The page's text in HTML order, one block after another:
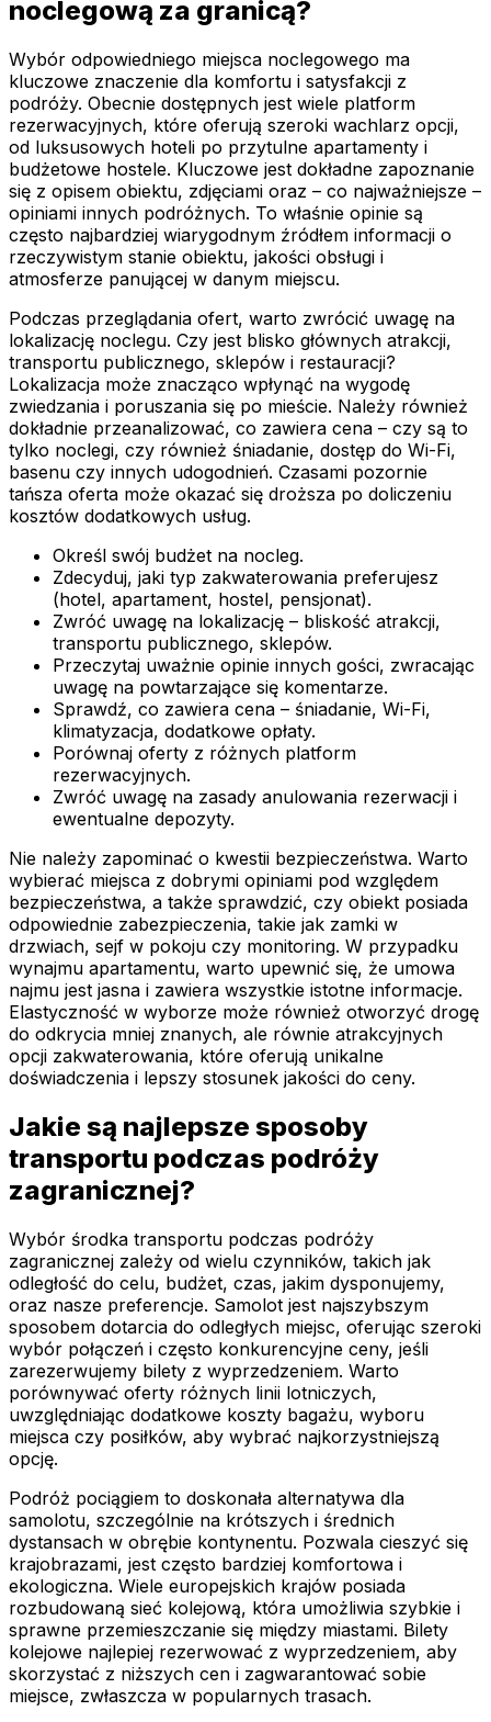
noclegową za granicą?
Wybór odpowiedniego miejsca noclegowego ma
kluczowe znaczenie dla komfortu i satysfakcji z
podróży. Obecnie dostępnych jest wiele platform
rezerwacyjnych, które oferują szeroki wachlarz opcji,
od luksusowych hoteli po przytulne apartamenty i
budżetowe hostele. Kluczowe jest dokładne zapoznanie
się z opisem obiektu, zdjęciami oraz – co najważniejsze –
opiniami innych podróżnych. To właśnie opinie są
często najbardziej wiarygodnym źródłem informacji o
rzeczywistym stanie obiektu, jakości obsługi i
atmosferze panującej w danym miejscu.
Podczas przeglądania ofert, warto zwrócić uwagę na
lokalizację noclegu. Czy jest blisko głównych atrakcji,
transportu publicznego, sklepów i restauracji?
Lokalizacja może znacząco wpłynąć na wygodę
zwiedzania i poruszania się po mieście. Należy również
dokładnie przeanalizować, co zawiera cena – czy są to
tylko noclegi, czy również śniadanie, dostęp do Wi-Fi,
basenu czy innych udogodnień. Czasami pozornie
tańsza oferta może okazać się droższa po doliczeniu
kosztów dodatkowych usług.
Określ swój budżet na nocleg.
Zdecyduj, jaki typ zakwaterowania preferujesz
(hotel, apartament, hostel, pensjonat).
Zwróć uwagę na lokalizację – bliskość atrakcji,
transportu publicznego, sklepów.
Przeczytaj uważnie opinie innych gości, zwracając
uwagę na powtarzające się komentarze.
Sprawdź, co zawiera cena – śniadanie, Wi-Fi,
klimatyzacja, dodatkowe opłaty.
Porównaj oferty z różnych platform
rezerwacyjnych.
Zwróć uwagę na zasady anulowania rezerwacji i
ewentualne depozyty.
Nie należy zapominać o kwestii bezpieczeństwa. Warto
wybierać miejsca z dobrymi opiniami pod względem
bezpieczeństwa, a także sprawdzić, czy obiekt posiada
odpowiednie zabezpieczenia, takie jak zamki w
drzwiach, sejf w pokoju czy monitoring. W przypadku
wynajmu apartamentu, warto upewnić się, że umowa
najmu jest jasna i zawiera wszystkie istotne informacje.
Elastyczność w wyborze może również otworzyć drogę
do odkrycia mniej znanych, ale równie atrakcyjnych
opcji zakwaterowania, które oferują unikalne
doświadczenia i lepszy stosunek jakości do ceny.
Jakie są najlepsze sposoby
transportu podczas podróży
zagranicznej?
Wybór środka transportu podczas podróży
zagranicznej zależy od wielu czynników, takich jak
odległość do celu, budżet, czas, jakim dysponujemy,
oraz nasze preferencje. Samolot jest najszybszym
sposobem dotarcia do odległych miejsc, oferując szeroki
wybór połączeń i często konkurencyjne ceny, jeśli
zarezerwujemy bilety z wyprzedzeniem. Warto
porównywać oferty różnych linii lotniczych,
uwzględniając dodatkowe koszty bagażu, wyboru
miejsca czy posiłków, aby wybrać najkorzystniejszą
opcję.
Podróż pociągiem to doskonała alternatywa dla
samolotu, szczególnie na krótszych i średnich
dystansach w obrębie kontynentu. Pozwala cieszyć się
krajobrazami, jest często bardziej komfortowa i
ekologiczna. Wiele europejskich krajów posiada
rozbudowaną sieć kolejową, która umożliwia szybkie i
sprawne przemieszczanie się między miastami. Bilety
kolejowe najlepiej rezerwować z wyprzedzeniem, aby
skorzystać z niższych cen i zagwarantować sobie
miejsce, zwłaszcza w popularnych trasach.